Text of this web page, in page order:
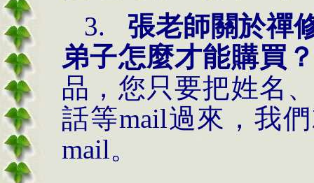
3.
張老師關於禪
弟子怎麼才能購買
品，您只要把姓名
話等mail過來，我
mail。